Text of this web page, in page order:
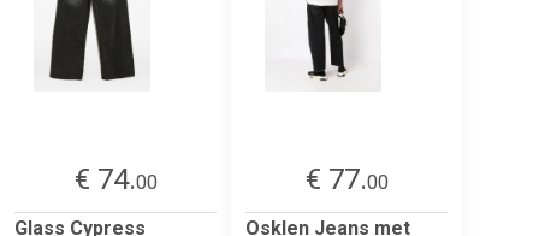
€ 74.00
Glass Cypress
€ 77.00
Osklen Jeans met